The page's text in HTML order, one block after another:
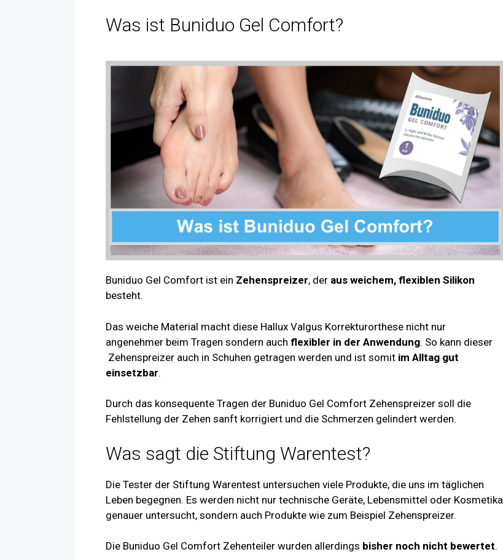
Was ist Buniduo Gel Comfort?
Buniduo Gel Comfort ist ein Zehenspreizer, der aus weichem, flexiblen Silikon
besteht.
Das weiche Material macht diese Hallux Valgus Korrekturorthese nicht nur
angenehmer beim Tragen sondern auch flexibler in der Anwendung. So kann dieser
Zehenspreizer auch in Schuhen getragen werden und ist somit im Alltag gut
einsetzbar.
Durch das konsequente Tragen der Buniduo Gel Comfort Zehenspreizer soll die
Fehlstellung der Zehen sanft korrigiert und die Schmerzen gelindert werden.
Was sagt die Stiftung Warentest?
Die Tester der Stiftung Warentest untersuchen viele Produkte, die uns im täglichen
Leben begegnen. Es werden nicht nur technische Geräte, Lebensmittel oder Kosmetika
genauer untersucht, sondern auch Produkte wie zum Beispiel Zehenspreizer.
Die Buniduo Gel Comfort Zehenteiler wurden allerdings bisher noch nicht bewertet.